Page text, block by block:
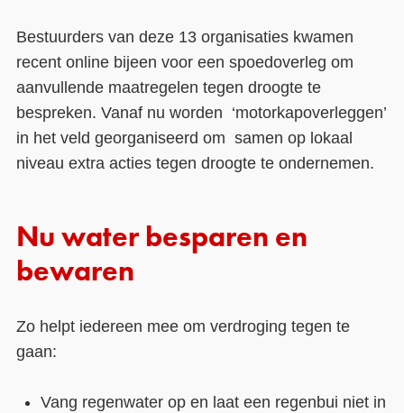
Bestuurders van deze 13 organisaties kwamen
recent online bijeen voor een spoedoverleg om
aanvullende maatregelen tegen droogte te
bespreken. Vanaf nu worden ‘motorkapoverleggen’
in het veld georganiseerd om samen op lokaal
niveau extra acties tegen droogte te ondernemen.
Nu water besparen en
bewaren
Zo helpt iedereen mee om verdroging tegen te
gaan:
Vang regenwater op en laat een regenbui niet in